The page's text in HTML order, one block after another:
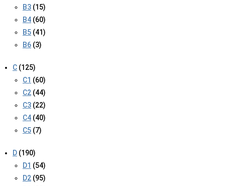
B3 (15)
B4 (60)
B5 (41)
B6 (3)
C (125)
C1 (60)
C2 (44)
C3 (22)
C4 (40)
C5 (7)
D (190)
D1 (54)
D2 (95)